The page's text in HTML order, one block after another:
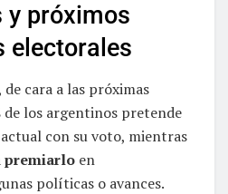
y próximos
electorales
cara a las próximas
de los argentinos pretende
con su voto, mientras
premiarlo en
políticas o avances.